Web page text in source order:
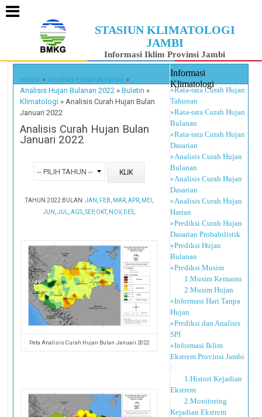
STASIUN KLIMATOLOGI
JAMBI
Informasi Iklim Provinsi Jambi
Home » Analisis Hujan Bulanan »
Analisis Hujan Bulanan 2022 »Buletin »
Klimatologi » Analisis Curah Hujan Bulan
Januari 2022
Analisis Curah Hujan Bulan
Januari 2022
TAHUN 2022 BULAN:JAN FEB MAR, APR, MEI
JUN ,JUL ,AGS ,SEP, OKT, NOV, DES
Peta Analisis Curah Hujan Bulan Januari 2022
Informasi
Klimatologi
»Rata-rata Curah Hujan
Tahunan
»Rata-rata Curah Hujan
Bulanan
»Rata-rata Curah Hujan
Dasarian
»Analisis Curah Hujan
Bulanan
»Analisis Curah Hujan
Dasarian
»Analisis Curah Hujan
Harian
»Prediksi Curah Hujan
Dasarian Probabilistik
»Prediksi Hujan
Bulanan
»Prediksi Musim
1.Musim Kemarau
2.Musim Hujan
»Informasi Hari Tanpa
Hujan
»Prediksi dan Analisis
SPI
»Informasi Iklim
Ekstrem Provinsi Jambi
:
1.Histori Kejadian
Ekstrem
2.Monitoring
Kejadian Ekstrem